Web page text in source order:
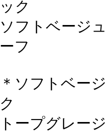
ック
ソフトベージ
ーフ
＊ソフトベー
ク
トープグレー